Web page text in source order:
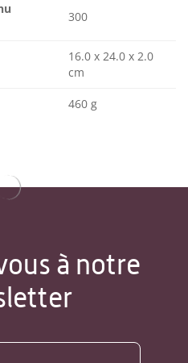
300
16.0 x 24.0 x 2.0
cm
460 g
à notre